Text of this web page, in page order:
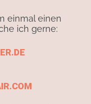
einmal einen
ich gerne: